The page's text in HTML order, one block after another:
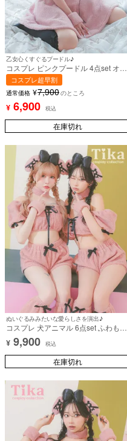
乙女心くすぐるプードル♪
コスプレ ピンクプードル 4点set オフ
ショル ウエストレース リボン 体型カ
バー フレアスカート ふわもこ アニマ
ル (ワンピース/カチューシャ/チョー
カー/カフス)【ハロウィン】[tk-
hw220408b]
コスプレ超早割
通常価格 ¥7,900のところ
¥ 6,900 税込
在庫切れ
ぬいぐるみみたいな愛らしさを演出♪
コスプレ 犬アニマル 6点set ふわもこ
リボン へそ出しプードル (トップス/
パンツ/カチューシャ/チョーカー/カフ
ス/レッグカバー)【ハロウィン】[tk-
¥ 9,900 税込
在庫切れ